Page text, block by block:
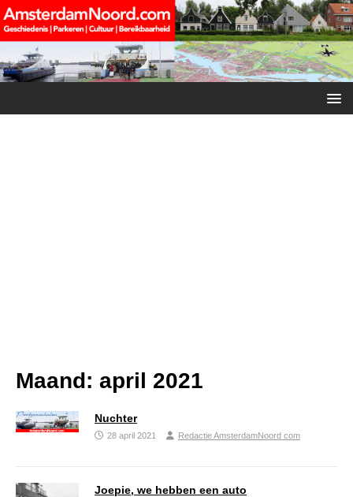
Maand: april 2021
Nuchter
28 april 2021 Redactie AmsterdamNoord com
Joepie, we hebben een auto